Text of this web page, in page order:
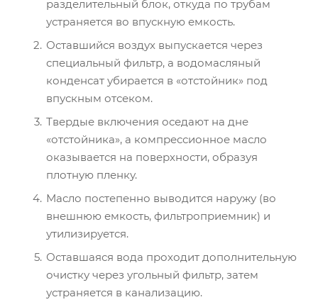
разделительный блок, откуда по трубам
устраняется во впускную емкость.
Оставшийся воздух выпускается через
специальный фильтр, а водомасляный
конденсат убирается в «отстойник» под
впускным отсеком.
Твердые включения оседают на дне
«отстойника», а компрессионное масло
оказывается на поверхности, образуя
плотную пленку.
Масло постепенно выводится наружу (во
внешнюю емкость, фильтроприемник) и
утилизируется.
Оставшаяся вода проходит дополнительную
очистку через угольный фильтр, затем
устраняется в канализацию.